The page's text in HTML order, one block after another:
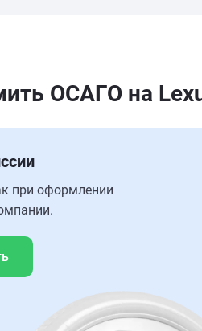
ОСАГО на
при оформлении